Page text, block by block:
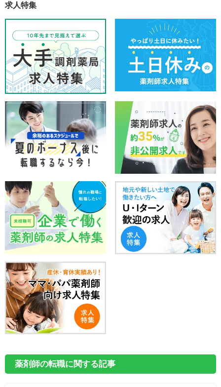
求人特集
薬剤師の転職に関する記事